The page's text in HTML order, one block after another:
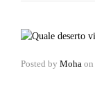
Posted by Moha on